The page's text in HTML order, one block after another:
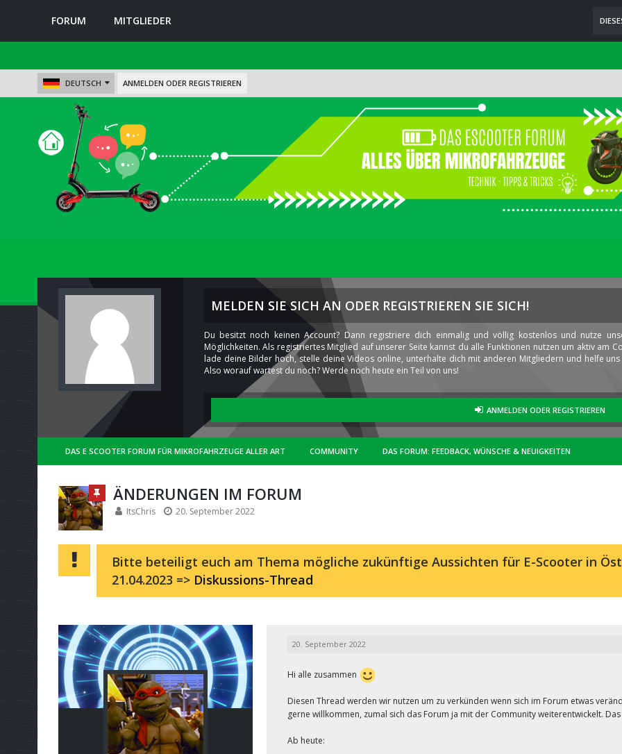
FORUM MITGLIEDER
DEUTSCH ANMELDEN ODER REGISTRIEREN
MELDEN SIE SICH AN ODER REGISTRIEREN SIE SICH!
Du besitzt noch keinen Account? Dann registriere dich einmalig und völlig kostenlos und nutze
Möglichkeiten. Als registriertes Mitglied auf unserer Seite kannst du alle Funktionen nutzen um aktiv am
lade deine Bilder hoch, stelle deine Videos online, unterhalte dich mit anderen Mitgliedern und helfe
Also worauf wartest du noch? Werde noch heute ein Teil von uns!
ANMELDEN ODER REGISTRIEREN
DAS E SCOOTER FORUM FÜR MIKROFAHRZEUGE ALLER ART COMMUNITY DAS FORUM: FEEDBACK, WÜNSCHE & NEUIGKEITEN
ÄNDERUNGEN IM FORUM
ItsChris 20. September 2022
Bitte beteiligt euch am Thema mögliche zukünftige Aussichten für E-Scooter in
21.04.2023 => Diskussions-Thread
20. September 2022
Hi alle zusammen
Diesen Thread werden wir nutzen um zu verkünden wenn sich im Forum etwas
gerne willkommen, zumal sich das Forum ja mit der Community weiterentwickelt.
Ab heute: